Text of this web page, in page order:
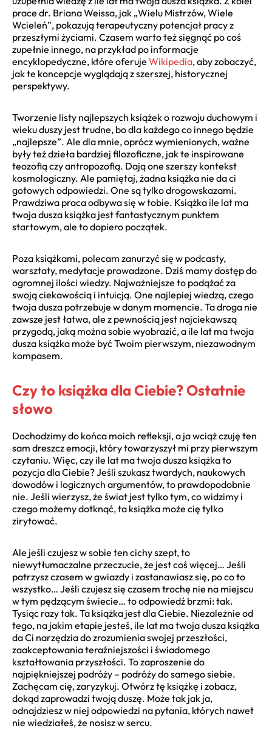
prace dr. Briana Weissa, jak „Wielu Mistrzów, Wiele
Wcieleń”, pokazują terapeutyczny potencjał pracy z
przeszłymi życiami. Czasem warto też sięgnąć po coś
zupełnie innego, na przykład po informacje
encyklopedyczne, które oferuje Wikipedia, aby zobaczyć,
jak te koncepcje wyglądają z szerszej, historycznej
perspektywy.
Tworzenie listy najlepszych książek o rozwoju duchowym i
wieku duszy jest trudne, bo dla każdego co innego będzie
„najlepsze”. Ale dla mnie, oprócz wymienionych, ważne
były też dzieła bardziej filozoficzne, jak te inspirowane
teozofią czy antropozofią. Dają one szerszy kontekst
kosmologiczny. Ale pamiętaj, żadna książka nie da ci
gotowych odpowiedzi. One są tylko drogowskazami.
Prawdziwa praca odbywa się w tobie. Książka ile lat ma
twoja dusza książka jest fantastycznym punktem
startowym, ale to dopiero początek.
Poza książkami, polecam zanurzyć się w podcasty,
warsztaty, medytacje prowadzone. Dziś mamy dostęp do
ogromnej ilości wiedzy. Najważniejsze to podążać za
swoją ciekawością i intuicją. One najlepiej wiedzą, czego
twoja dusza potrzebuje w danym momencie. Ta droga nie
zawsze jest łatwa, ale z pewnością jest najciekawszą
przygodą, jaką można sobie wyobrazić, a ile lat ma twoja
dusza książka może być Twoim pierwszym, niezawodnym
kompasem.
Czy to książka dla Ciebie? Ostatnie
słowo
Dochodzimy do końca moich refleksji, a ja wciąż czuję ten
sam dreszcz emocji, który towarzyszył mi przy pierwszym
czytaniu. Więc, czy ile lat ma twoja dusza książka to
pozycja dla Ciebie? Jeśli szukasz twardych, naukowych
dowodów i logicznych argumentów, to prawdopodobnie
nie. Jeśli wierzysz, że świat jest tylko tym, co widzimy i
czego możemy dotknąć, ta książka może cię tylko
zirytować.
Ale jeśli czujesz w sobie ten cichy szept, to
niewytłumaczalne przeczucie, że jest coś więcej… Jeśli
patrzysz czasem w gwiazdy i zastanawiasz się, po co to
wszystko… Jeśli czujesz się czasem trochę nie na miejscu
w tym pędzącym świecie… to odpowiedź brzmi: tak.
Tysiąc razy tak. Ta książka jest dla Ciebie. Niezależnie od
tego, na jakim etapie jesteś, ile lat ma twoja dusza książka
da Ci narzędzia do zrozumienia swojej przeszłości,
zaakceptowania teraźniejszości i świadomego
kształtowania przyszłości. To zaproszenie do
najpiękniejszej podróży – podróży do samego siebie.
Zachęcam cię, zaryzykuj. Otwórz tę książkę i zobacz,
dokąd zaprowadzi twoją duszę. Może tak jak ja,
odnajdziesz w niej odpowiedzi na pytania, których nawet
nie wiedziałeś, że nosisz w sercu.